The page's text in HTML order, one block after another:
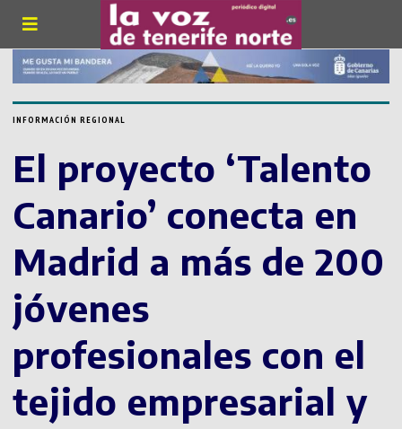
INFORMACIÓN REGIONAL
El proyecto ‘Talento
Canario’ conecta en
Madrid a más de 200
jóvenes
profesionales con el
tejido empresarial y